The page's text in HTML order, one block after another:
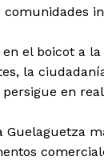
el boicot a la
la
en